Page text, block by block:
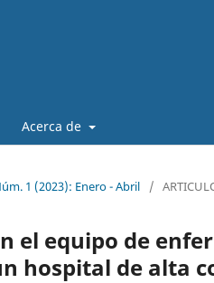
Acerca de
1 (2023): Enero - Abril /
el equipo de
hospital de alta